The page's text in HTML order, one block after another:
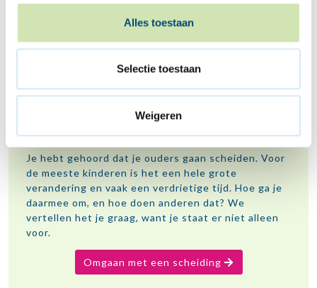
Alles toestaan
Selectie toestaan
Weigeren
Sofie
Gaan jouw ouders uit
elkaar?
Je hebt gehoord dat je ouders gaan scheiden. Voor
de meeste kinderen is het een hele grote
verandering en vaak een verdrietige tijd. Hoe ga je
daarmee om, en hoe doen anderen dat? We
vertellen het je graag, want je staat er niet alleen
voor.
Omgaan met een scheiding